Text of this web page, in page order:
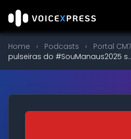
Home › Podcasts › Portal CM7
pulseiras do #SouManaus2025